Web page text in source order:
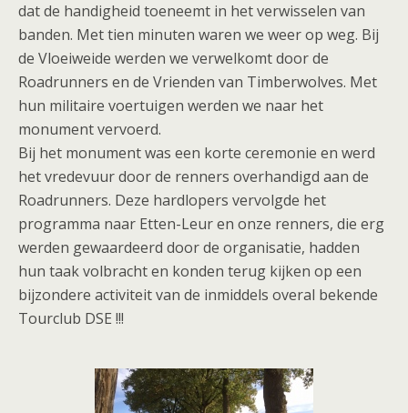
dat de handigheid toeneemt in het verwisselen van
banden. Met tien minuten waren we weer op weg. Bij
de Vloeiweide werden we verwelkomt door de
Roadrunners en de Vrienden van Timberwolves. Met
hun militaire voertuigen werden we naar het
monument vervoerd.
Bij het monument was een korte ceremonie en werd
het vredevuur door de renners overhandigd aan de
Roadrunners. Deze hardlopers vervolgde het
programma naar Etten-Leur en onze renners, die erg
werden gewaardeerd door de organisatie, hadden
hun taak volbracht en konden terug kijken op een
bijzondere activiteit van de inmiddels overal bekende
Tourclub DSE !!!